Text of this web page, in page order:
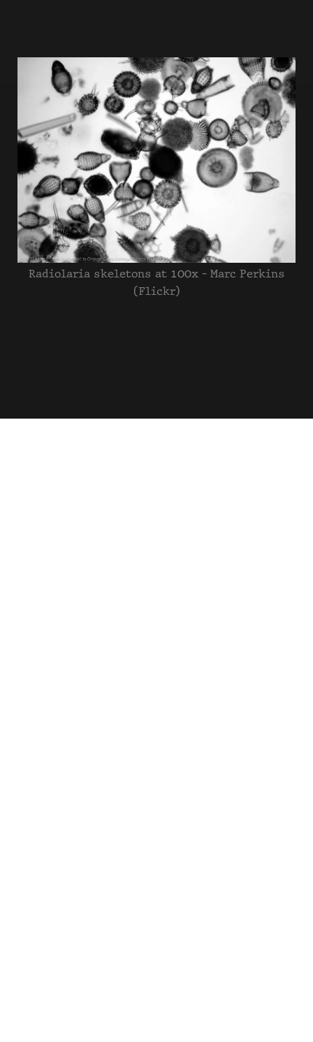
Radiolaria skeletons at 100x - Marc Perkins
(Flickr)